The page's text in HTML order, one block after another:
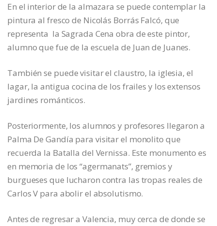
En el interior de la almazara se puede contemplar la
pintura al fresco de Nicolás Borrás Falcó, que
representa la Sagrada Cena obra de este pintor,
alumno que fue de la escuela de Juan de Juanes.
También se puede visitar el claustro, la iglesia, el
lagar, la antigua cocina de los frailes y los extensos
jardines románticos.
Posteriormente, los alumnos y profesores llegaron a
Palma De Gandía para visitar el monolito que
recuerda la Batalla del Vernissa. Este monumento es
en memoria de los “agermanats”, gremios y
burgueses que lucharon contra las tropas reales de
Carlos V para abolir el absolutismo.
Antes de regresar a Valencia, muy cerca de donde se